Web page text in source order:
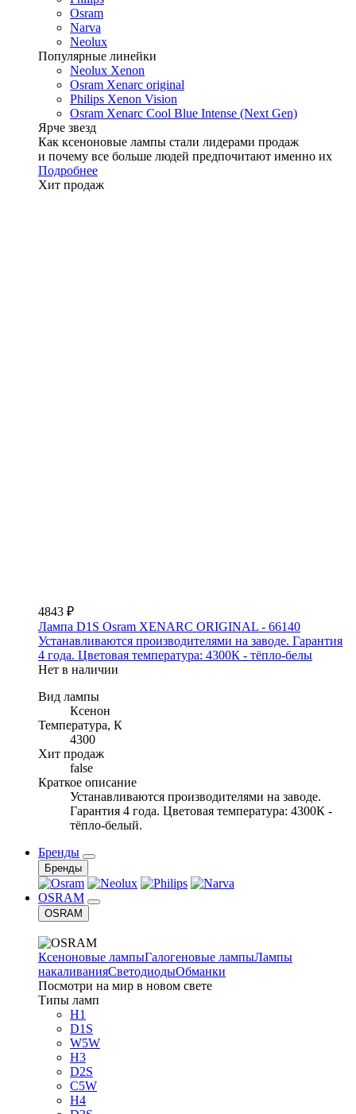
Osram
Narva
Neolux
Популярные линейки
Neolux Xenon
Osram Xenarc original
Philips Xenon Vision
Osram Xenarc Cool Blue Intense (Next Gen)
Ярче звезд
Как ксеноновые лампы стали лидерами продаж
и почему все больше людей предпочитают именно их
Подробнее
Хит продаж
4843 ₽
Лампа D1S Osram XENARC ORIGINAL - 66140
Устанавливаются производителями на заводе. Гарантия
4 года. Цветовая температура: 4300К - тёпло-белы
Нет в наличии
Вид лампы
Ксенон
Температура, К
4300
Хит продаж
false
Краткое описание
Устанавливаются производителями на заводе.
Гарантия 4 года. Цветовая температура: 4300К -
тёпло-белый.
Бренды
Бренды
OSRAM
OSRAM
Ксеноновые лампыГалогеновые лампыЛампы
накаливанияСветодиодыОбманки
Посмотри на мир в новом свете
Типы ламп
H1
D1S
W5W
H3
D2S
C5W
H4